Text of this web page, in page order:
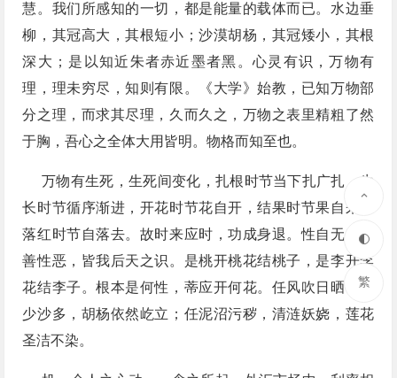
慧。我们所感知的一切，都是能量的载体而已。水边垂
柳，其冠高大，其根短小；沙漠胡杨，其冠矮小，其根
深大；是以知近朱者赤近墨者黑。心灵有识，万物有
理，理未穷尽，知则有限。《大学》始教，已知万物部
分之理，而求其尽理，久而久之，万物之表里精粗了然
于胸，吾心之全体大用皆明。物格而知至也。
万物有生死，生死间变化，扎根时节当下扎广扎，生
长时节循序渐进，开花时节花自开，结果时节果自来，
落红时节自落去。故时来应时，功成身退。性自无，性
善性恶，皆我后天之识。是桃开桃花结桃子，是李开李
花结李子。根本是何性，蒂应开何花。任风吹日晒，水
少沙多，胡杨依然屹立；任泥沼污秽，清涟妖娆，莲花
圣洁不染。​
繁